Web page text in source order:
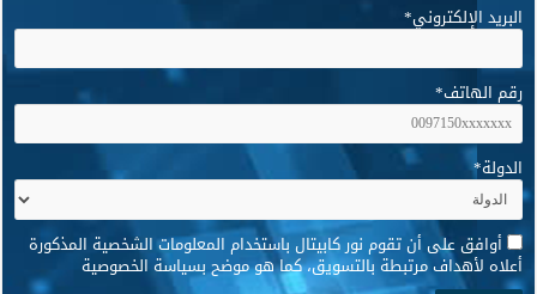
البريد الإلكتروني*
رقم الهاتف*
الدولة*
* أوافق على أن تقوم نور كابيتال باستخدام المعلومات الشخصية المذكورة
أعلاه لأهداف مرتبطة بالتسويق، كما هو موضح بسياسة الخصوصية